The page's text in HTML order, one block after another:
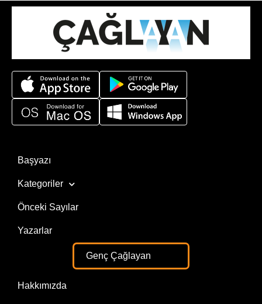
Başyazı
Kategoriler
Önceki Sayılar
Yazarlar
Genç Çağlayan
Hakkımızda